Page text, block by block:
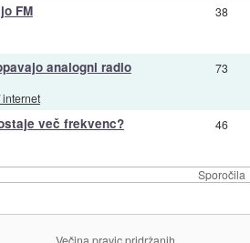
Sporočila
FM 38
analogni radio 73
več frekvenc? 46
Večina pravic pridržanih